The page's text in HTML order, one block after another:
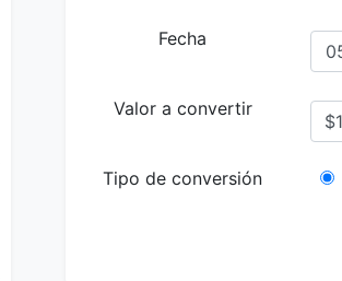
Fecha
Valor a convertir
Tipo de conversión